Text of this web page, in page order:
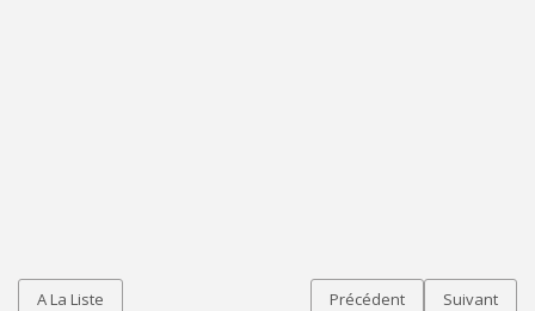
A La Liste Précédent Suivant